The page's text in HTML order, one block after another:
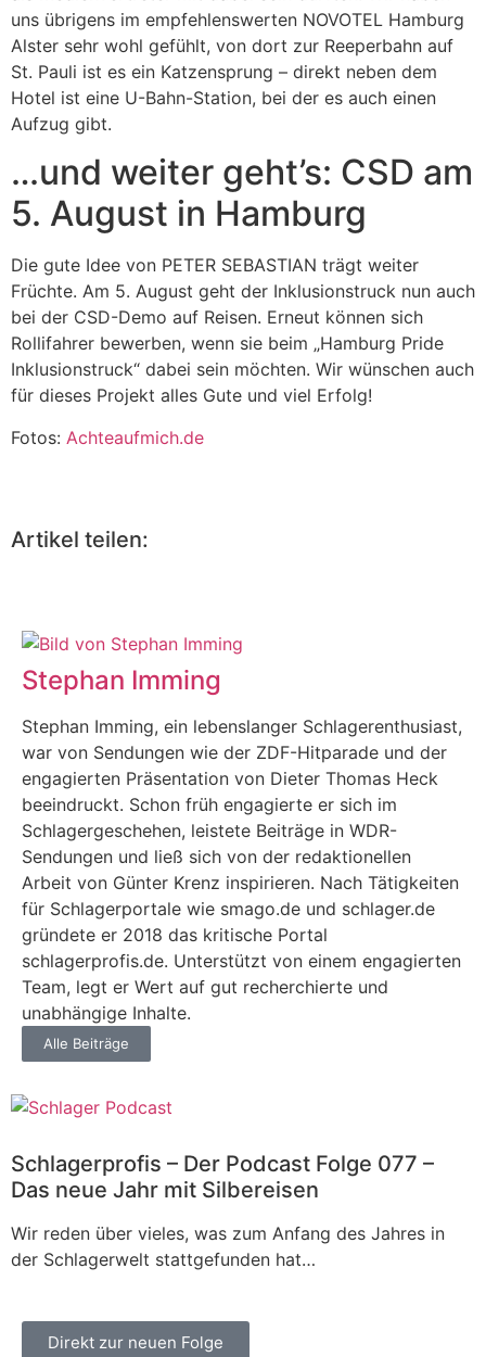
uns übrigens im empfehlenswerten NOVOTEL Hamburg
Alster sehr wohl gefühlt, von dort zur Reeperbahn auf
St. Pauli ist es ein Katzensprung – direkt neben dem
Hotel ist eine U-Bahn-Station, bei der es auch einen
Aufzug gibt.
…und weiter geht’s: CSD am
5. August in Hamburg
Die gute Idee von PETER SEBASTIAN trägt weiter
Früchte. Am 5. August geht der Inklusionstruck nun auch
bei der CSD-Demo auf Reisen. Erneut können sich
Rollifahrer bewerben, wenn sie beim „Hamburg Pride
Inklusionstruck“ dabei sein möchten. Wir wünschen auch
für dieses Projekt alles Gute und viel Erfolg!
Fotos: Achteaufmich.de
Artikel teilen:
Stephan Imming
Stephan Imming, ein lebenslanger Schlagerenthusiast,
war von Sendungen wie der ZDF-Hitparade und der
engagierten Präsentation von Dieter Thomas Heck
beeindruckt. Schon früh engagierte er sich im
Schlagergeschehen, leistete Beiträge in WDR-
Sendungen und ließ sich von der redaktionellen
Arbeit von Günter Krenz inspirieren. Nach Tätigkeiten
für Schlagerportale wie smago.de und schlager.de
gründete er 2018 das kritische Portal
schlagerprofis.de. Unterstützt von einem engagierten
Team, legt er Wert auf gut recherchierte und
unabhängige Inhalte.
Alle Beiträge
Schlagerprofis – Der Podcast Folge 077 –
Das neue Jahr mit Silbereisen
Wir reden über vieles, was zum Anfang des Jahres in
der Schlagerwelt stattgefunden hat…
Direkt zur neuen Folge